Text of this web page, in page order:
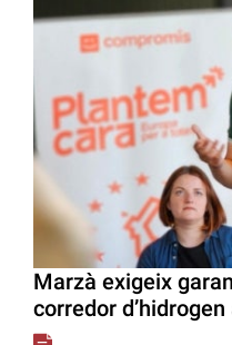
Marzà exigeix
corredor